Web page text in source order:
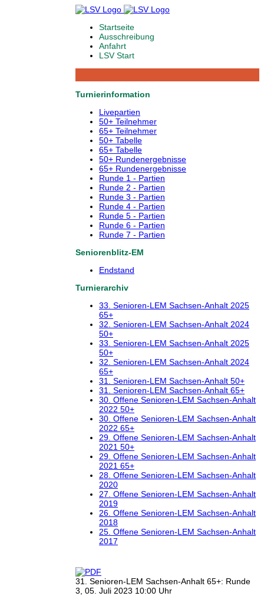
Startseite
Ausschreibung
Anfahrt
LSV Start
Turnierinformation
Livepartien
50+ Teilnehmer
65+ Teilnehmer
50+ Tabelle
65+ Tabelle
50+ Rundenergebnisse
65+ Rundenergebnisse
Runde 1 - Partien
Runde 2 - Partien
Runde 3 - Partien
Runde 4 - Partien
Runde 5 - Partien
Runde 6 - Partien
Runde 7 - Partien
Seniorenblitz-EM
Endstand
Turnierarchiv
33. Senioren-LEM Sachsen-Anhalt 2025
65+
32. Senioren-LEM Sachsen-Anhalt 2024
50+
33. Senioren-LEM Sachsen-Anhalt 2025
50+
32. Senioren-LEM Sachsen-Anhalt 2024
65+
31. Senioren-LEM Sachsen-Anhalt 50+
31. Senioren-LEM Sachsen-Anhalt 65+
30. Offene Senioren-LEM Sachsen-Anhalt
2022 50+
30. Offene Senioren-LEM Sachsen-Anhalt
2022 65+
29. Offene Senioren-LEM Sachsen-Anhalt
2021 50+
29. Offene Senioren-LEM Sachsen-Anhalt
2021 65+
28. Offene Senioren-LEM Sachsen-Anhalt
2020
27. Offene Senioren-LEM Sachsen-Anhalt
2019
26. Offene Senioren-LEM Sachsen-Anhalt
2018
25. Offene Senioren-LEM Sachsen-Anhalt
2017
31. Senioren-LEM Sachsen-Anhalt 65+: Runde
3, 05. Juli 2023 10:00 Uhr